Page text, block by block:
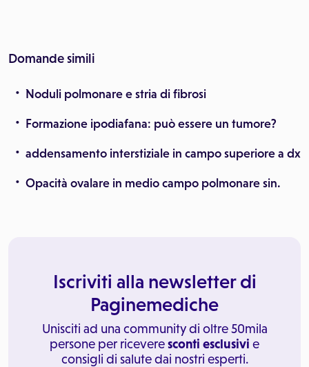
Domande simili
Noduli polmonare e stria di fibrosi
Formazione ipodiafana: può essere un tumore?
addensamento interstiziale in campo superiore a dx
Opacità ovalare in medio campo polmonare sin.
Iscriviti alla newsletter di
Paginemediche
Unisciti ad una community di oltre 50mila
persone per riceveresconti esclusivi e
consigli di salute dai nostri esperti.